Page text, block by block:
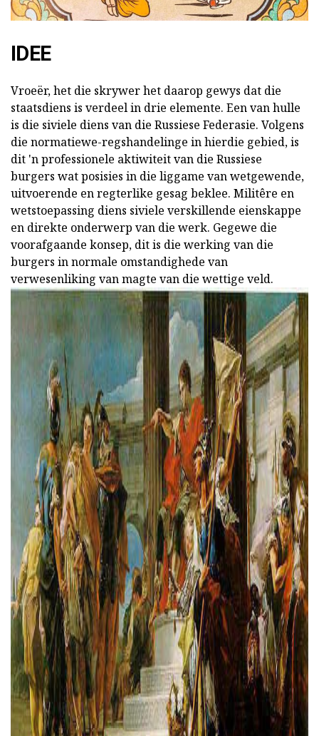
IDEE
Vroeër, het die skrywer het daarop gewys dat die
staatsdiens is verdeel in drie elemente. Een van hulle
is die siviele diens van die Russiese Federasie. Volgens
die normatiewe-regshandelinge in hierdie gebied, is
dit 'n professionele aktiwiteit van die Russiese
burgers wat posisies in die liggame van wetgewende,
uitvoerende en regterlike gesag beklee. Militêre en
wetstoepassing diens siviele verskillende eienskappe
en direkte onderwerp van die werk. Gegewe die
voorafgaande konsep, dit is die werking van die
burgers in normale omstandighede van
verwesenliking van magte van die wettige veld.
ad